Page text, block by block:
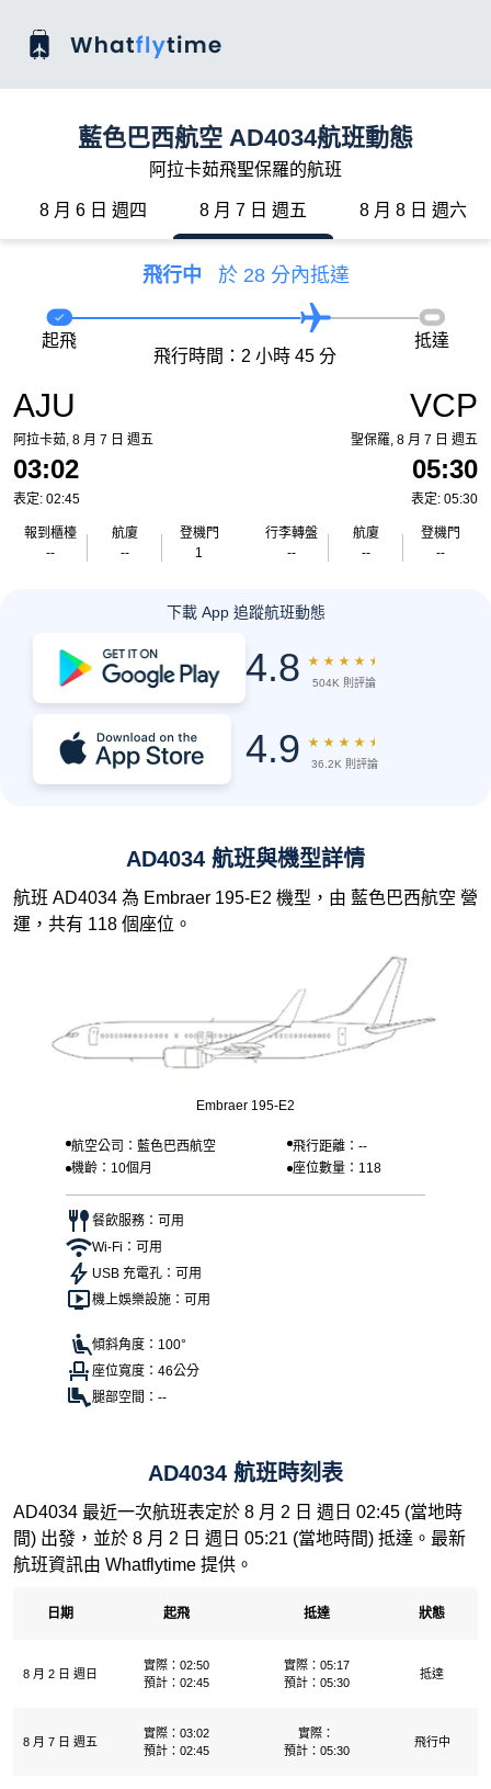
藍色巴西航空 AD4034航班動態
阿拉卡茹飛聖保羅的航班
8 月 6 日 週四 8 月 7 日 週五 8 月 8 日 週六
飛行中 於 28 分內抵達
AJU
阿拉卡茹, 8 月 7 日 週五
03:02
表定: 02:45
報到櫃檯
--
航廈
--
登機門
1
起飛
飛行時間：2 小時 45 分
抵達
VCP
聖保羅, 8 月 7 日 週五
05:30
表定: 05:30
行李轉盤
--
航廈
--
登機門
--
下載 App 追蹤航班動態
4.8 ★ ★ ★ ★ ★
504K 則評論
4.9 ★ ★ ★ ★ ★
36.2K 則評論
AD4034 航班與機型詳情
航班 AD4034 為 Embraer 195-E2 機型，由 藍色巴西航空 營
運，共有 118 個座位。
Embraer 195-E2
航空公司：藍色巴西航空
飛行距離：--
機齡：10個月
座位數量：118
餐飲服務：可用
Wi-Fi：可用
USB 充電孔：可用
機上娛樂設施：可用
傾斜角度：100°
座位寬度：46公分
腿部空間：--
AD4034 航班時刻表
AD4034 最近一次航班表定於 8 月 2 日 週日 02:45 (當地時
間) 出發，並於 8 月 2 日 週日 05:21 (當地時間) 抵達。最新
航班資訊由 Whatflytime 提供。
日期 起飛 抵達 狀態
8 月 2 日 週日
實際：02:50
預計：02:45
實際：05:17
預計：05:30
抵達
8 月 7 日 週五
實際：03:02
預計：02:45
實際：
預計：05:30
飛行中